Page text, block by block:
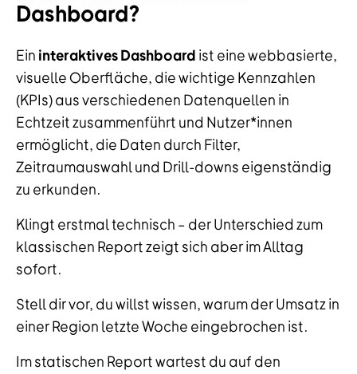
Dashboard?
Ein interaktives Dashboard ist eine webbasierte,
visuelle Oberfläche, die wichtige Kennzahlen
(KPIs) aus verschiedenen Datenquellen in
Echtzeit zusammenführt und Nutzer*innen
ermöglicht, die Daten durch Filter,
Zeitraumauswahl und Drill-downs eigenständig
zu erkunden.
Klingt erstmal technisch – der Unterschied zum
klassischen Report zeigt sich aber im Alltag
sofort.
Stell dir vor, du willst wissen, warum der Umsatz in
einer Region letzte Woche eingebrochen ist.
Im statischen Report wartest du auf den